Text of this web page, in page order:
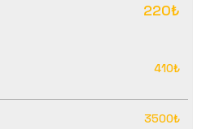
220₺
410₺
3500₺